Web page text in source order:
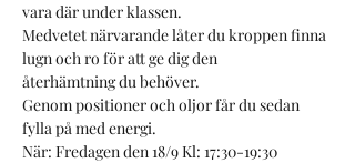
vara där under klassen.
Medvetet närvarande låter du kroppen finna
lugn och ro för att ge dig den
återhämtning du behöver.
Genom positioner och oljor får du sedan
fylla på med energi.
När: Fredagen den 18/9 Kl: 17:30-19:30